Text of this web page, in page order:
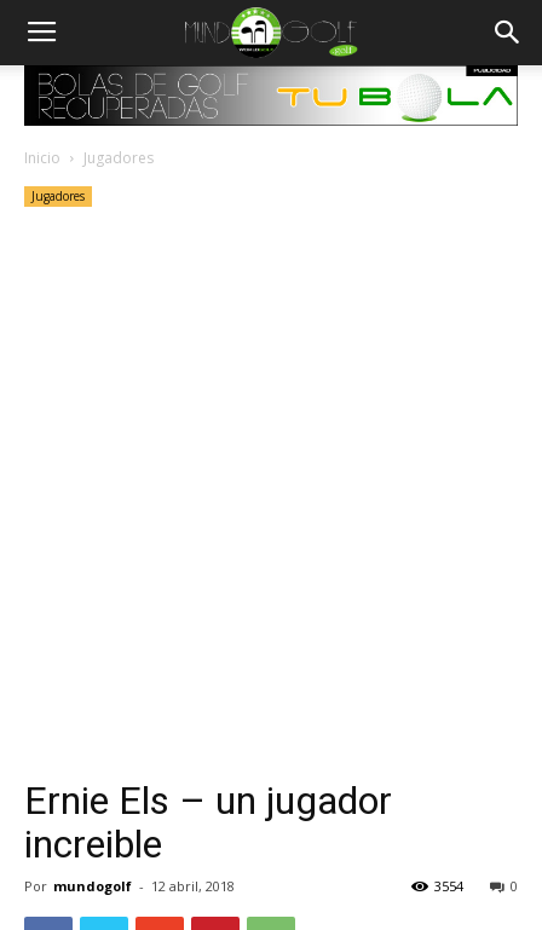
Inicio Jugadores
Jugadores
Ernie Els – un jugador
increible
Por mundogolf - 12 abril, 2018 0
3554